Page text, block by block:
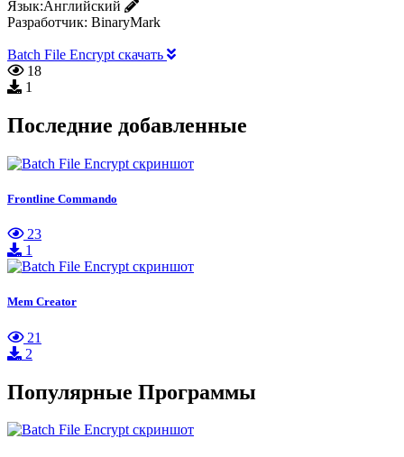
Язык:Английский
Разработчик: BinaryMark
Batch File Encrypt скачать
18
1
Последние добавленные
Frontline Commando
23
1
Mem Creator
21
2
Популярные Программы